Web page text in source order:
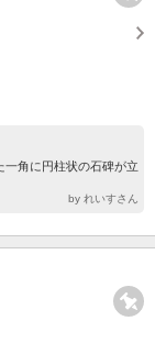
角に円柱状の石碑が立
by れいすさん